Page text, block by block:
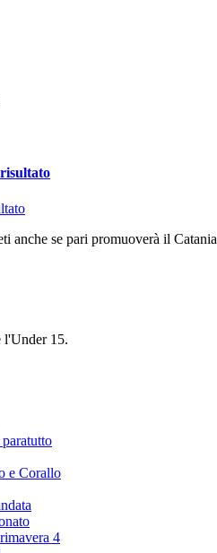
anche se pari promuoverà il Catania
l'Under 15.
e Corallo
4